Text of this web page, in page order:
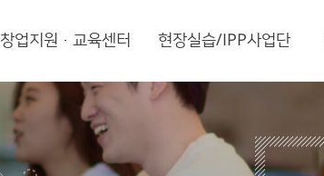
창업지원·교육센터 현장실습/IPP사업단